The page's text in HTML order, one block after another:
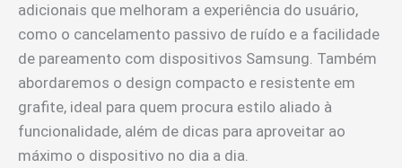
adicionais que melhoram a experiência do usuário,
como o cancelamento passivo de ruído e a facilidade
de pareamento com dispositivos Samsung. Também
abordaremos o design compacto e resistente em
grafite, ideal para quem procura estilo aliado à
funcionalidade, além de dicas para aproveitar ao
máximo o dispositivo no dia a dia.